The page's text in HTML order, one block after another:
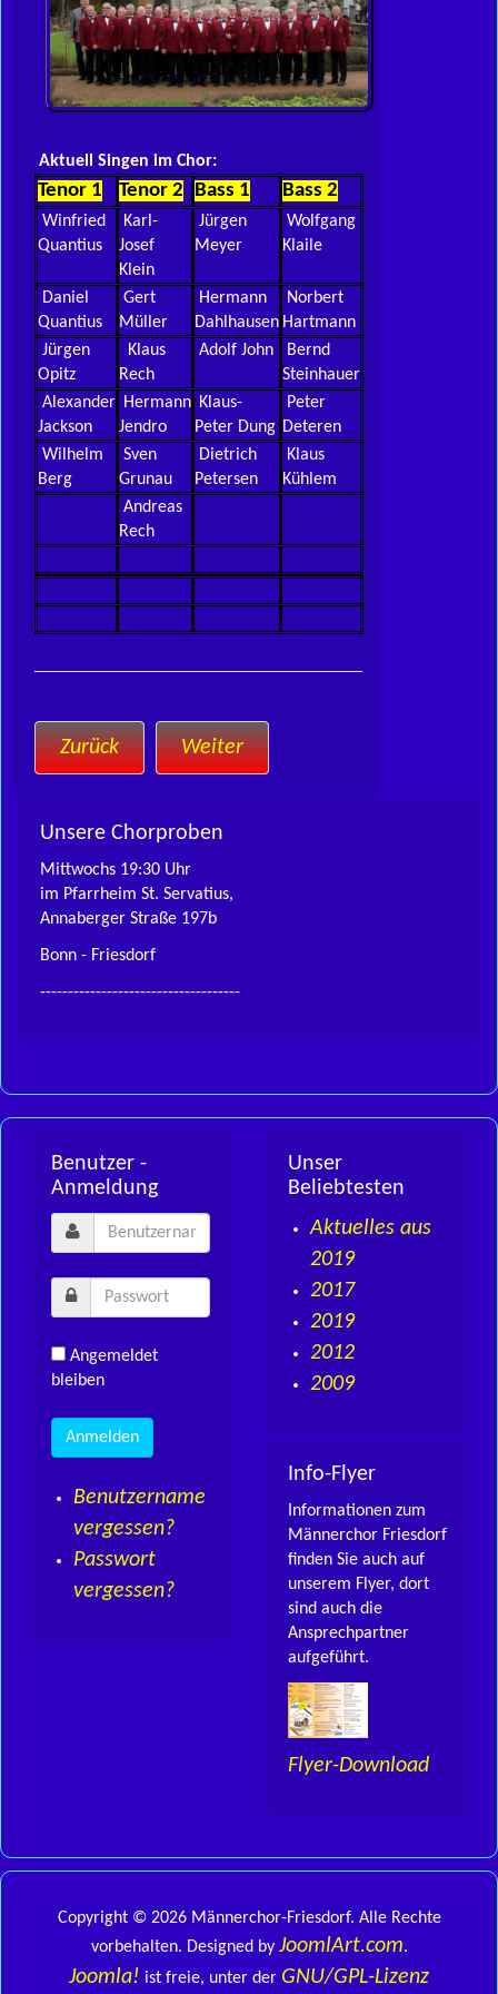
Aktuell Singen im Chor:
Tenor 1 Tenor 2 Bass 1 Bass 2
Winfried
Quantius
Karl-
Josef
Klein
Jürgen
Meyer
Wolfgang
Klaile
Daniel
Quantius
Gert
Müller
Hermann
Dahlhausen
Norbert
Hartmann
Jürgen
Opitz
Klaus
Rech
Adolf John
Bernd
Steinhauer
Alexander
Jackson
Hermann
Jendro
Klaus-
Peter Dung
Peter
Deteren
Wilhelm
Berg
Sven
Grunau
Dietrich
Petersen
Klaus
Kühlem
Andreas
Rech
Zurück Weiter
Unsere Chorproben
Mittwochs 19:30 Uhr
im Pfarrheim St. Servatius,
Annaberger Straße 197b
Bonn - Friesdorf
------------------------------------
Benutzer -
Anmeldung
Angemeldet
bleiben
Benutzername
vergessen?
Passwort
vergessen?
Unser
Beliebtesten
Aktuelles aus
2019
2017
2019
2012
2009
Info-Flyer
Informationen zum
Männerchor Friesdorf
finden Sie auch auf
unserem Flyer, dort
sind auch die
Ansprechpartner
aufgeführt.
Flyer-Download
Copyright © 2026 Männerchor-Friesdorf. Alle Rechte
vorbehalten. Designed by JoomlArt.com.
Joomla! ist freie, unter der GNU/GPL-Lizenz